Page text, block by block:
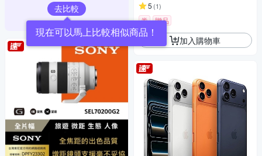
去比較 5 (1)
券 贈品
加入購物車